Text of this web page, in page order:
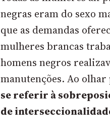
negras eram do sexo
que as demandas
mulheres brancas
homens negros
manutenções. Ao
se referir à
de